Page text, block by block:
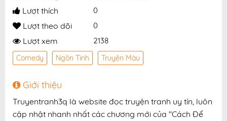
Lượt thích 0
Lượt theo dõi 0
Lượt xem 2138
Comedy Ngôn Tình Truyện Màu
Giới thiệu
Truyentranh3q là website đọc truyện tranh uy tín, luôn
cập nhật nhanh nhất các chương mới của "Cách Để